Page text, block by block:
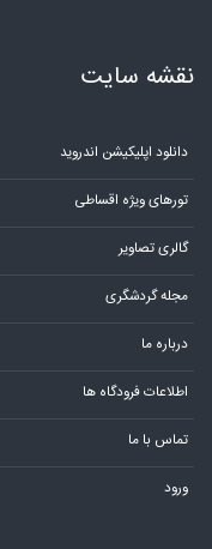
نقشه سایت
دانلود اپلیکیشن اندروید
تورهای ویژه اقساطی
گالری تصاویر
مجله گردشگری
درباره ما
اطلاعات فرودگاه ها
تماس با ما
ورود